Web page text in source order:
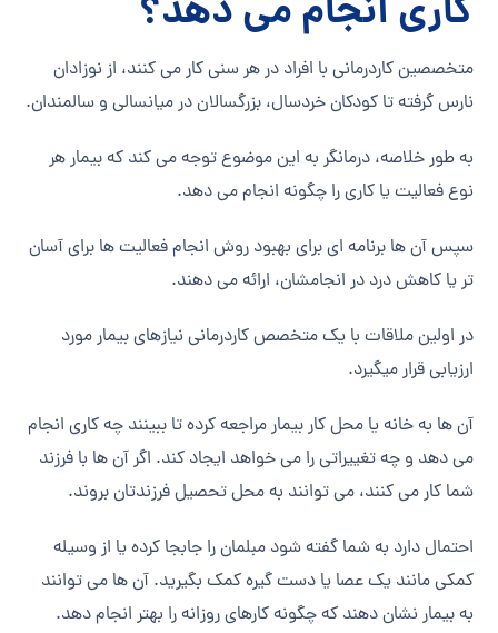
کاری انجام می دهد؟
متخصصین کاردرمانی با افراد در هر سنی کار می کنند، از نوزادان
نارس گرفته تا کودکان خردسال، بزرگسالان در میانسالی و سالمندان.
به طور خلاصه، درمانگر به این موضوع توجه می کند که بیمار هر
نوع فعالیت یا کاری را چگونه انجام می دهد.
سپس آن ها برنامه ای برای بهبود روش انجام فعالیت ها برای آسان
تر یا کاهش درد در انجامشان، ارائه می دهند.
در اولین ملاقات با یک متخصص کاردرمانی نیازهای بیمار مورد
ارزیابی قرار میگیرد.
آن ها به خانه یا محل کار بیمار مراجعه کرده تا ببینند چه کاری انجام
می دهد و چه تغییراتی را می خواهد ایجاد کند. اگر آن ها با فرزند
شما کار می کنند، می توانند به محل تحصیل فرزندتان بروند.
احتمال دارد به شما گفته شود مبلمان را جابجا کرده یا از وسیله
کمکی مانند یک عصا یا دست گیره کمک بگیرید. آن ها می توانند
به بیمار نشان دهند که چگونه کارهای روزانه را بهتر انجام دهد.